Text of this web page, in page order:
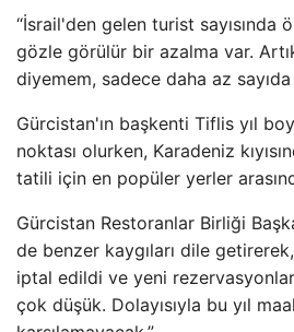
“İsrail'den gelen turist sayısında
gözle görülür bir azalma var.
diyemem, sadece daha az sayıda
Gürcistan'ın başkenti Tiflis yıl
noktası olurken, Karadeniz
tatili için en popüler yerler
Gürcistan Restoranlar Birliği
de benzer kaygıları dile
iptal edildi ve yeni
çok düşük. Dolayısıyla bu yıl